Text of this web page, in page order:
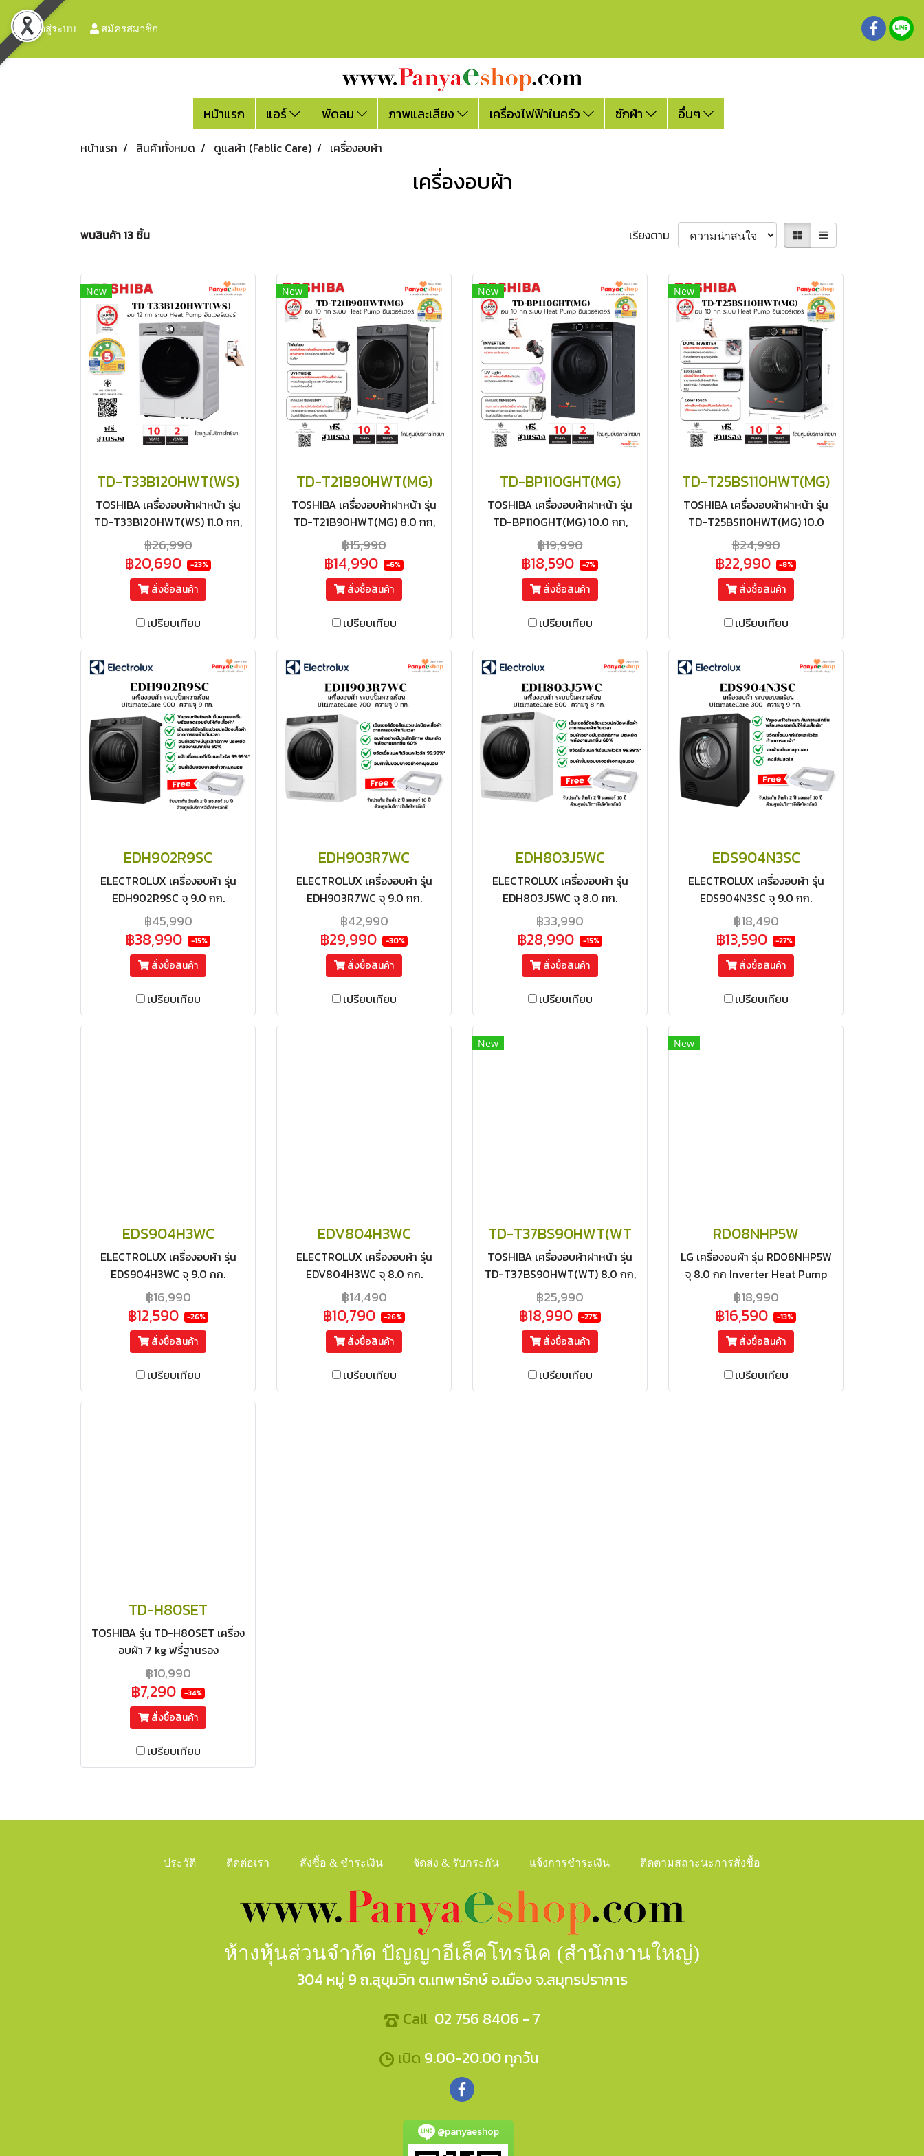
เข้าสู่ระบบ สมัครสมาชิก
หน้าแรก แอร์ พัดลม ภาพและเสียง เครื่องไฟฟ้าในครัว ซักผ้า อื่นๆ
หน้าแรก สินค้าทั้งหมด ดูแลผ้า (Fablic Care) เครื่องอบผ้า
เครื่องอบผ้า
พบสินค้า 13 ชิ้น เรียงตาม
New
TD-T33B120HWT(WS)
TOSHIBA เครื่องอบผ้าฝาหน้า รุ่น
TD-T33B120HWT(WS) 11.0 กก,
ถนอมผ้าด้วยระบบ Heat Pump,
สั่งงานผ่านแอป อินเวอร์เตอร์ ฟรี
ฐานรอง
฿26,990
฿20,690 -23%
สั่งซื้อสินค้า
เปรียบเทียบ
New
TD-T21B90HWT(MG)
TOSHIBA เครื่องอบผ้าฝาหน้า รุ่น
TD-T21B90HWT(MG) 8.0 กก,
ถนอมผ้าด้วยระบบ Heat
Pump,ระบบ UV, สั่งงานผ่านแอป
อินเวอร์เตอร์ ฟรีฐานรอง
฿15,990
฿14,990 -6%
สั่งซื้อสินค้า
เปรียบเทียบ
New
TD-BP110GHT(MG)
TOSHIBA เครื่องอบผ้าฝาหน้า รุ่น
TD-BP110GHT(MG) 10.0 กก,
ถนอมผ้าด้วยระบบ Heat
Pump,ระบบ UV, สั่งงานผ่านแอป
อินเวอร์เตอร์ ฟรีฐานรอง
฿19,990
฿18,590 -7%
สั่งซื้อสินค้า
เปรียบเทียบ
New
TD-T25BS110HWT(MG)
TOSHIBA เครื่องอบผ้าฝาหน้า รุ่น
TD-T25BS110HWT(MG) 10.0
กก, ถนอมผ้าด้วยระบบ Heat
Pump, แผงควบคุมแบบสัมผัสสีสัน
สดใส,สั่งงานผ่านแอป อินเวอร์เตอร์
ฟรีฐานรอง
฿24,990
฿22,990 -8%
สั่งซื้อสินค้า
เปรียบเทียบ
EDH902R9SC
ELECTROLUX เครื่องอบผ้า รุ่น
EDH902R9SC จุ 9.0 กก.
(UltimateCare 900) ระบบปั๊ม
ความร้อน สีเทา
฿45,990
฿38,990 -15%
สั่งซื้อสินค้า
เปรียบเทียบ
EDH903R7WC
ELECTROLUX เครื่องอบผ้า รุ่น
EDH903R7WC จุ 9.0 กก.
(UltimateCare 700) ระบบปั๊ม
ความร้อน สีขาว
฿42,990
฿29,990 -30%
สั่งซื้อสินค้า
เปรียบเทียบ
EDH803J5WC
ELECTROLUX เครื่องอบผ้า รุ่น
EDH803J5WC จุ 8.0 กก.
(UltimateCare 500) ระบบปั๊ม
ความร้อน สีขาว
฿33,990
฿28,990 -15%
สั่งซื้อสินค้า
เปรียบเทียบ
EDS904N3SC
ELECTROLUX เครื่องอบผ้า รุ่น
EDS904N3SC จุ 9.0 กก.
(UltimateCare 300) ระบบอบลม
ร้อน สีเทา
฿18,490
฿13,590 -27%
สั่งซื้อสินค้า
เปรียบเทียบ
EDS904H3WC
ELECTROLUX เครื่องอบผ้า รุ่น
EDS904H3WC จุ 9.0 กก.
(UltimateCare 300) ระบบอบลม
ร้อน สีขาว
฿16,990
฿12,590 -26%
สั่งซื้อสินค้า
เปรียบเทียบ
EDV804H3WC
ELECTROLUX เครื่องอบผ้า รุ่น
EDV804H3WC จุ 8.0 กก.
(UltimateCare 300) ระบบอบลม
ร้อน สีขาว
฿14,490
฿10,790 -26%
สั่งซื้อสินค้า
เปรียบเทียบ
New
TD-T37BS90HWT(WT
TOSHIBA เครื่องอบผ้าฝาหน้า รุ่น
TD-T37BS90HWT(WT) 8.0 กก,
ถนอมผ้าด้วยระบบ Heat Pump,
สั่งงานผ่านแอป อินเวอร์เตอร์ ฟรี
ฐานรอง
฿25,990
฿18,990 -27%
สั่งซื้อสินค้า
เปรียบเทียบ
New
RD08NHP5W
LG เครื่องอบผ้า รุ่น RD08NHP5W
จุ 8.0 กก Inverter Heat Pump
พร้อมฐานรอง
฿18,990
฿16,590 -13%
สั่งซื้อสินค้า
เปรียบเทียบ
TD-H80SET
TOSHIBA รุ่น TD-H80SET เครื่อง
อบผ้า 7 kg ฟรี่ฐานรอง
฿10,990
฿7,290 -34%
สั่งซื้อสินค้า
เปรียบเทียบ
ประวัติ ติดต่อเรา สั่งซื้อ & ชำระเงิน จัดส่ง & รับกระกัน แจ้งการชำระเงิน ติดตามสถาะนะการสั่งซื้อ
ห้างหุ้นส่วนจำกัด ปัญญาอีเล็คโทรนิค (สำนักงานใหญ่)
304 หมู่ 9 ถ.สุขุมวิท ต.เทพารักษ์ อ.เมือง จ.สมุทรปราการ
Call 02 756 8406 - 7
เปิด 9.00-20.00 ทุกวัน
@panyaeshop